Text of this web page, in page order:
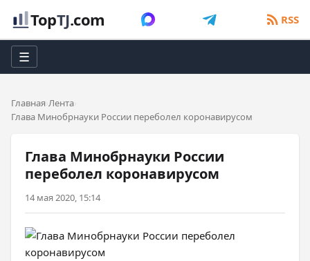
TopTJ.com RSS
☰
Главная Лента
Глава Минобрнауки России переболел коронавирусом
Глава Минобрнауки России
переболел коронавирусом
14 мая 2020, 15:14